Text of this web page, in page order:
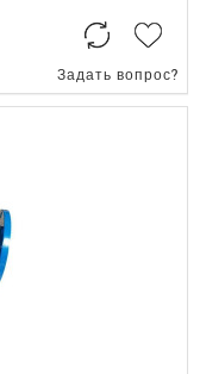
Задать вопрос?